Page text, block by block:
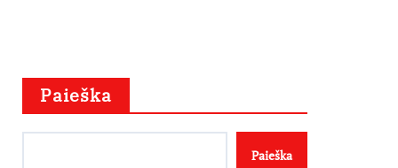
Paieška
Paieška